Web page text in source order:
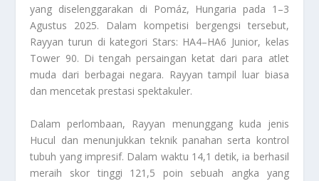
yang diselenggarakan di Pomáz, Hungaria pada 1–3
Agustus 2025. Dalam kompetisi bergengsi tersebut,
Rayyan turun di kategori Stars: HA4–HA6 Junior, kelas
Tower 90. Di tengah persaingan ketat dari para atlet
muda dari berbagai negara. Rayyan tampil luar biasa
dan mencetak prestasi spektakuler.
Dalam perlombaan, Rayyan menunggang kuda jenis
Hucul dan menunjukkan teknik panahan serta kontrol
tubuh yang impresif. Dalam waktu 14,1 detik, ia berhasil
meraih skor tinggi 121,5 poin sebuah angka yang